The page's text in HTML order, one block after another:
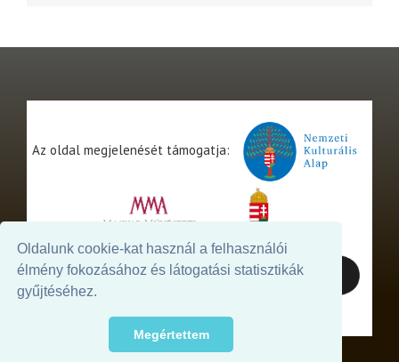
Oldalunk cookie-kat használ a felhasználói
élmény fokozásához és látogatási statisztikák
gyűjtéséhez.
Megértettem
Az oldal megjelenését támogatja: